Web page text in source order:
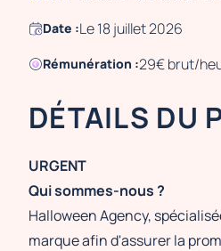
Date :Le 18 juillet 2026
Rémunération :29€ brut/
DÉTAILS DU
URGENT
Qui sommes-nous ?
Halloween Agency,
marque afin d'assurer la